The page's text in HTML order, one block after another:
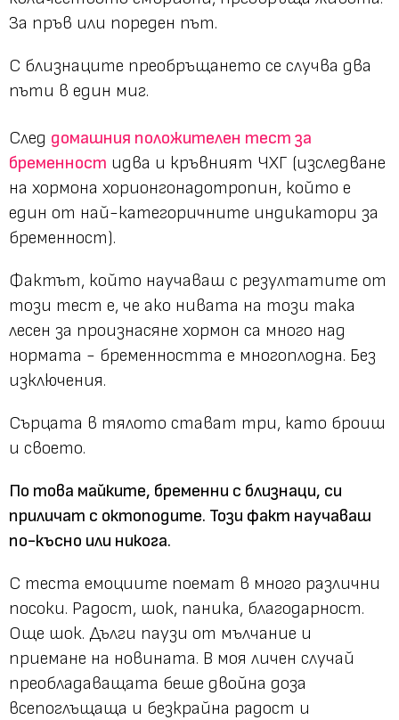
За пръв или пореден път.
С близнаците преобръщането се случва два
пъти в един миг.
След домашния положителен тест за
бременност идва и кръвният ЧХГ (изследване
на хормона хорионгонадотропин, който е
един от най-категоричните индикатори за
бременност).
Фактът, който научаваш с резултатите от
този тест е, че ако нивата на този така
лесен за произнасяне хормон са много над
нормата - бременността е многоплодна. Без
изключения.
Сърцата в тялото стават три, като броиш
и своето.
По това майките, бременни с близнаци, си
приличат с октоподите. Този факт научаваш
по-късно или никога.
С теста емоциите поемат в много различни
посоки. Радост, шок, паника, благодарност.
Още шок. Дълги паузи от мълчание и
приемане на новината. В моя личен случай
преобладаващата беше двойна доза
всепоглъщаща и безкрайна радост и